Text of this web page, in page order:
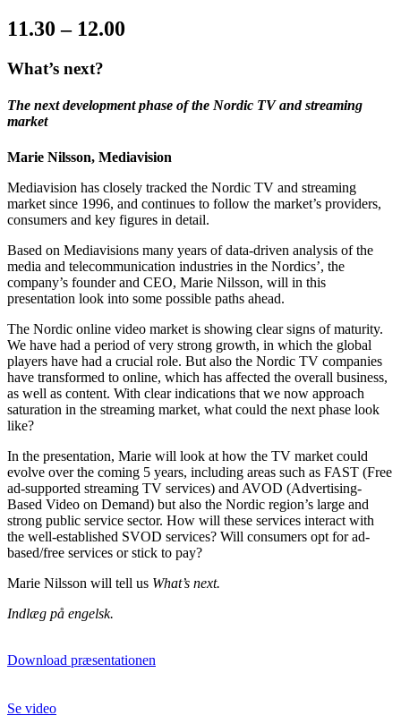
11.30 – 12.00
What’s next?
The next development phase of the Nordic TV and streaming
market
Marie Nilsson, Mediavision
Mediavision has closely tracked the Nordic TV and streaming
market since 1996, and continues to follow the market’s providers,
consumers and key figures in detail.
Based on Mediavisions many years of data-driven analysis of the
media and telecommunication industries in the Nordics’, the
company’s founder and CEO, Marie Nilsson, will in this
presentation look into some possible paths ahead.
The Nordic online video market is showing clear signs of maturity.
We have had a period of very strong growth, in which the global
players have had a crucial role. But also the Nordic TV companies
have transformed to online, which has affected the overall business,
as well as content. With clear indications that we now approach
saturation in the streaming market, what could the next phase look
like?
In the presentation, Marie will look at how the TV market could
evolve over the coming 5 years, including areas such as FAST (Free
ad-supported streaming TV services) and AVOD (Advertising-
Based Video on Demand) but also the Nordic region’s large and
strong public service sector. How will these services interact with
the well-established SVOD services? Will consumers opt for ad-
based/free services or stick to pay?
Marie Nilsson will tell us What’s next.
Indlæg på engelsk.
Download præsentationen
Se video